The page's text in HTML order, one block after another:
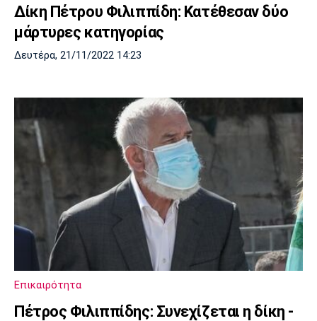
Δίκη Πέτρου Φιλιππίδη: Κατέθεσαν δύο
μάρτυρες κατηγορίας
Δευτέρα, 21/11/2022 14:23
Επικαιρότητα
Πέτρος Φιλιππίδης: Συνεχίζεται η δίκη -